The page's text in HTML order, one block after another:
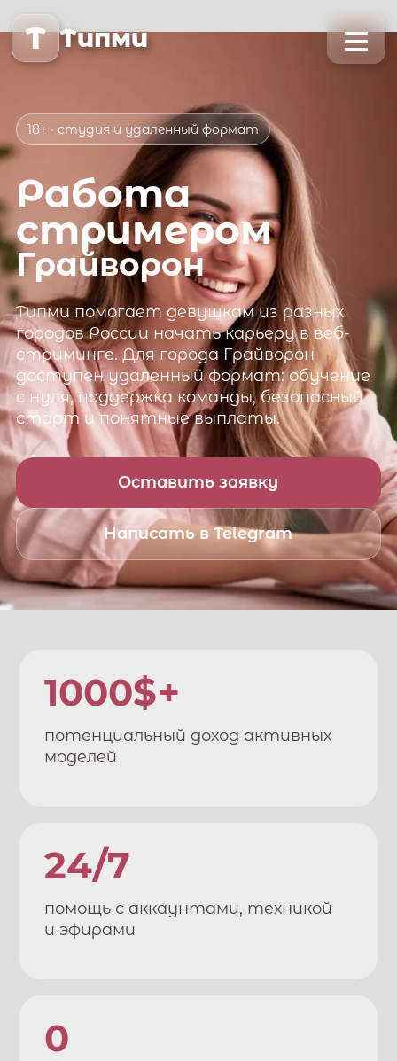
T Типми
18+ · студия и удаленный формат
Работа
стримером
Грайворон
Типмипомогает девушкам из разных
городов России начать карьеру в веб-
стриминге. Для города Грайворон
доступен удаленный формат: обучение
с нуля, поддержка команды, безопасный
старт и понятные выплаты.
Оставить заявку
Написать в Telegram
1000$+
потенциальный доход активных
моделей
24/7
помощь с аккаунтами, техникой
и эфирами
0